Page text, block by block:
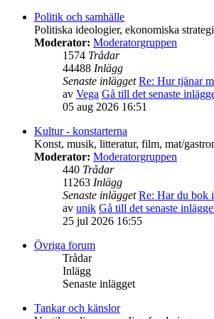
Politik och samhälle
Politiska ideologier, ekonomiska
Moderator: Moderatorgruppen
1574 Trådar
44488 Inlägg
Senaste inlägget Re: Hur tjänar
av Vega Gå till det senaste
05 aug 2026 16:51
Kultur - konstarterna
Konst, musik, litteratur, film, mat/
Moderator: Moderatorgruppen
440 Trådar
11263 Inlägg
Senaste inlägget Re: Har du bok
av unik Gå till det senaste
25 jul 2026 16:55
Övriga forum
Trådar
Inlägg
Senaste inlägget
Tankar och känslor